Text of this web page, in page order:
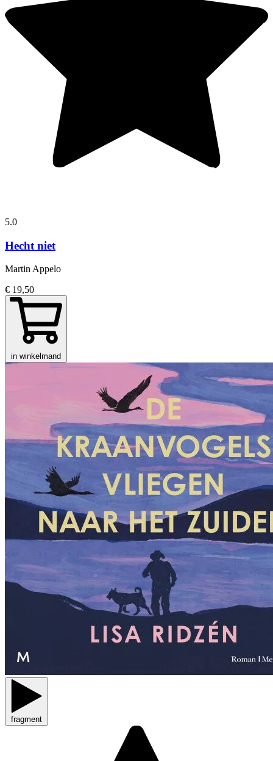
5.0
Hecht niet
Martin Appelo
€ 19,50
in winkelmand
fragment